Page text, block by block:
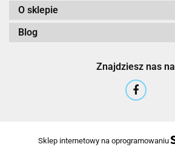
3M Post-It
O sklepie
Blog
Znajdziesz nas na
Sklep internetowy na oprogramowaniu